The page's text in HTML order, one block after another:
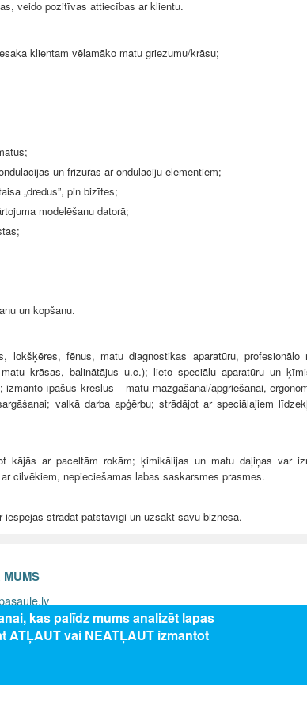
veido pozitīvas attiecības ar klientu.
klientam vēlamāko matu griezumu/krāsu;
un frizūras ar ondulāciju elementiem;
„dredus”, pin bizītes;
modelēšanu datorā;
un kopšanu.
lokšķēres, fēnus, matu diagnostikas aparatūru, profesionālo
krāsas, balinātājus u.c.); lieto speciālu aparatūru un
īpašus krēslus – matu mazgāšanai/apgriešanai,
valkā darba apģērbu; strādājot ar speciālajiem
kājās ar paceltām rokām; ķimikālijas un matu daļiņas var
cilvēkiem, nepieciešamas labas saskarsmes prasmes.
strādāt patstāvīgi un uzsākt savu biznesa.
kas palīdz mums analizēt lapas
ATĻAUT vai NEATĻAUT izmantot